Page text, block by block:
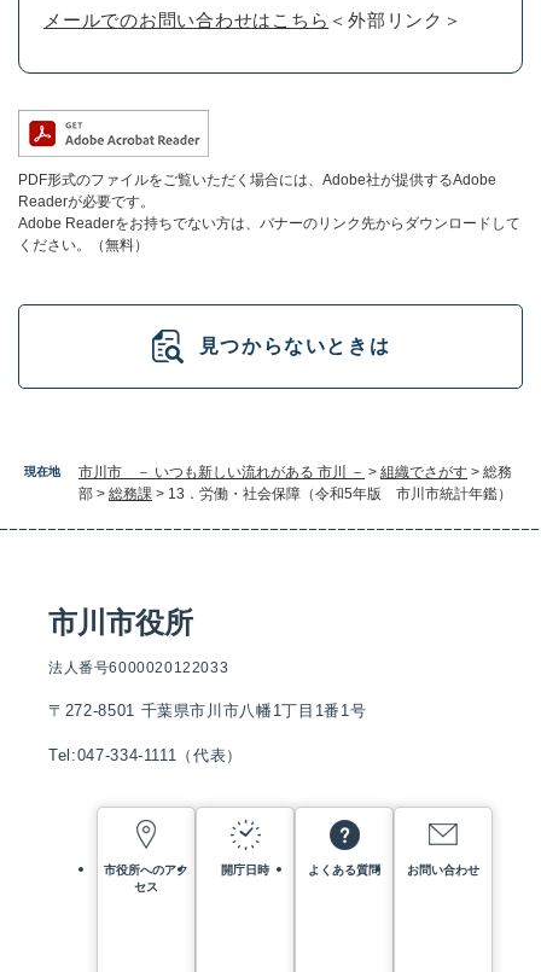
現在地 市川市 － いつも新しい流れがある 市川 － > 組織でさがす > 総務
部 > 総務課 > 13．労働・社会保障（令和5年版 市川市統計年鑑）
メールでのお問い合わせはこちら ＜外部リンク＞
PDF形式のファイルをご覧いただく場合には、Adobe社が提供するAdobe
Readerが必要です。
Adobe Readerをお持ちでない方は、バナーのリンク先からダウンロードして
ください。（無料）
見つからないときは
市川市役所
法人番号6000020122033
〒272-8501 千葉県市川市八幡1丁目1番1号
Tel:047-334-1111（代表）
市役所へのアク
セス
開庁日時 よくある質問 お問い合わせ